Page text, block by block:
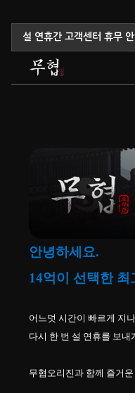
설 연휴간 고객센터 휴무 안
안녕하세요.
14억이 선택한
어느덧 시간이 빠르게 지나
다시 한 번 설 연휴를 보내
무협오리진과 함께 즐거